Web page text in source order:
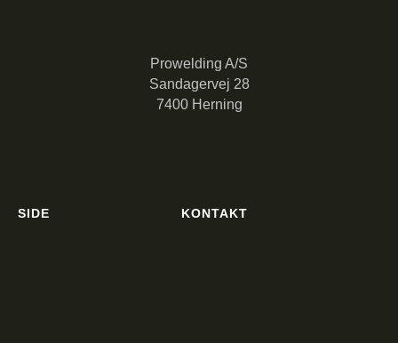
Prowelding A/S
Sandagervej 28
7400 Herning
SIDE KONTAKT